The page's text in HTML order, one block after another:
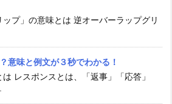
ップ」の意味とは 逆オーバーラップグリ
意味と例文が３秒でわかる！
は レスポンスとは、「返事」「応答」